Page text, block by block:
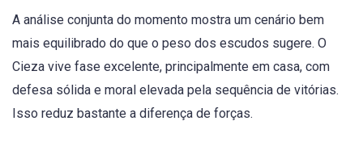
A análise conjunta do momento mostra um cenário bem
mais equilibrado do que o peso dos escudos sugere. O
Cieza vive fase excelente, principalmente em casa, com
defesa sólida e moral elevada pela sequência de vitórias.
Isso reduz bastante a diferença de forças.